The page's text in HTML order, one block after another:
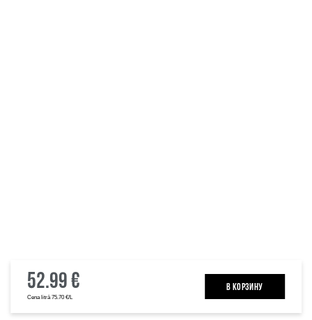
52.99 €
Cena litrā 75.70 €/L
B КОРЗИНУ